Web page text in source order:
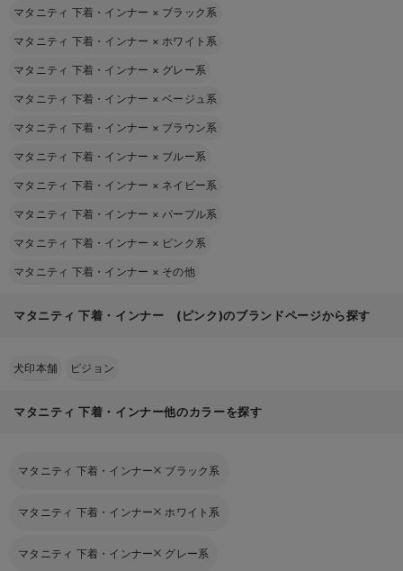
マタニティ 下着・インナー × ブラック系
マタニティ 下着・インナー × ホワイト系
マタニティ 下着・インナー × グレー系
マタニティ 下着・インナー ×ベージュ系
マタニティ 下着・インナー × ブラウン系
マタニティ 下着・インナー × ブルー系
マタニティ 下着・インナー × ネイビー系
マタニティ 下着・インナー × パープル系
マタニティ 下着・インナー × ピンク系
マタニティ 下着・インナー × その他
マタニティ 下着・インナー (ピンク)のブランドページから探す
犬印本舗 ピジョン
マタニティ 下着・インナー他のカラーを探す
マタニティ 下着・インナー ブラック系
マタニティ 下着・インナー ホワイト系
マタニティ 下着・インナー グレー系